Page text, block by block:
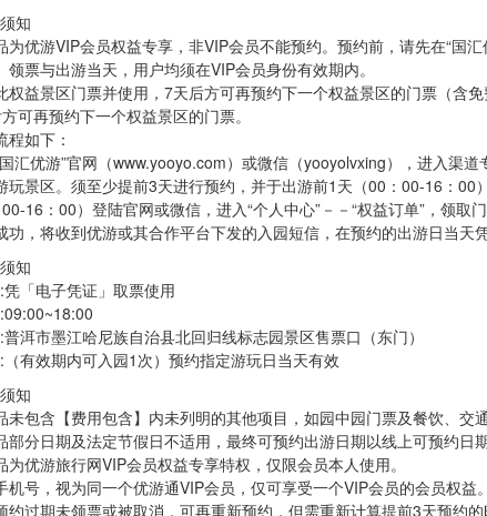
知
为优游VIP会员权益专享，非VIP会员不能预约。预约前，请先在“国
领票与出游当天，用户均须在VIP会员身份有效期内。
权益景区门票并使用，7天后方可再预约下一个权益景区的门票（含
可再预约下一个权益景区的门票。
程如下：
汇优游”官网（www.yooyo.com）或微信（yooyolvxing），进入渠
玩景区。须至少提前3天进行预约，并于出游前1天（00：00-16：
16：00）登陆官网或微信，进入“个人中心”－－“权益订单”，领取门
功，将收到优游或其合作平台下发的入园短信，在预约的出游日当天
知
凭「电子凭证」取票使用
普洱市墨江哈尼族自治县北回归线标志园景区售票口（东门）
（有效期内可入园1次）预约指定游玩日当天有效
知
未包含【费用包含】内未列明的其他项目，如园中园门票及餐饮、交
部分日期及法定节假日不适用，最终可预约出游日期以线上可预约日期
为优游旅行网VIP会员权益专享特权，仅限会员本人使用。
机号，视为同一个优游通VIP会员，仅可享受一个VIP会员的会员权益。
约过期未领票或被取消，可再重新预约，但需重新计算提前3天预约的